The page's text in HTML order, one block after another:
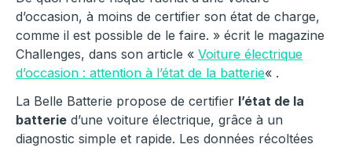
d’occasion, à moins de certifier son état de charge,
comme il est possible de le faire. » écrit le magazine
Challenges, dans son article « Voiture électrique
d’occasion : attention à l’état de la batterie« .
La Belle Batterie propose de certifier l’état de la
batterie d’une voiture électrique, grâce à un
diagnostic simple et rapide. Les données récoltées